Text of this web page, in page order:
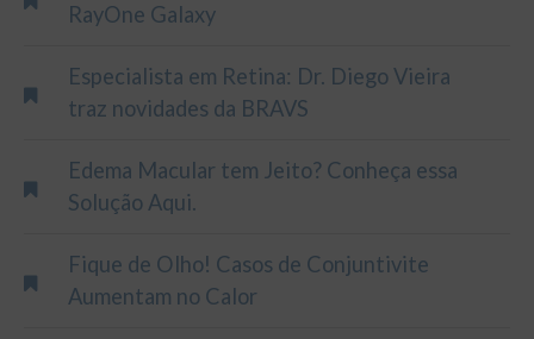
RayOne Galaxy
Especialista em Retina: Dr. Diego Vieira
traz novidades da BRAVS
Edema Macular tem Jeito? Conheça essa
Solução Aqui.
Fique de Olho! Casos de Conjuntivite
Aumentam no Calor